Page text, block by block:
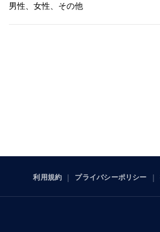
男性、女性、その他
利用規約 プライバシーポリシー